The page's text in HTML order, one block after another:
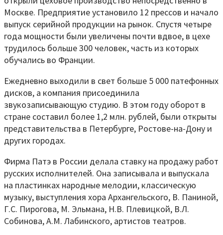
Москве. Предприятие установило 12 прессов и начало
выпуск серийной продукции на рынок. Спустя четыре
года мощности были увеличены почти вдвое, в цехе
трудилось больше 300 человек, часть из которых
обучались во Франции.
Ежедневно выходили в свет больше 5 000 патефонных
дисков, а компания присоединила
звукозаписывающую студию. В этом году оборот в
стране составил более 1,2 млн. рублей, были открыты
представительства в Петербурге, Ростове-на-Дону и
других городах.
Фирма Патэ в России делала ставку на продажу работ
русских исполнителей. Она записывала и выпускала
на пластинках народные мелодии, классическую
музыку, выступления хора Архангельского, В. Паниной,
Г.С. Пирогова, М. Эльмана, Н.В. Плевицкой, В.Л.
Собинова, А.М. Лабинского, артистов театров.